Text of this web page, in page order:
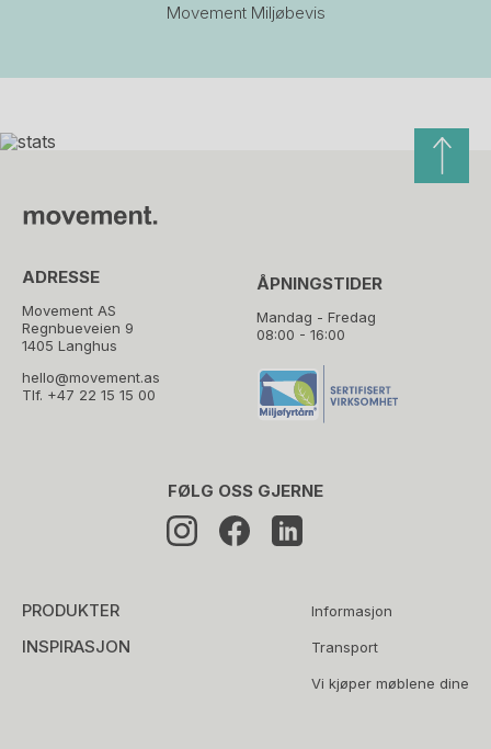
Movement Miljøbevis
ADRESSE
Movement AS
Regnbueveien 9
1405 Langhus
hello@movement.as
Tlf. +47 22 15 15 00
ÅPNINGSTIDER
Mandag - Fredag
08:00 - 16:00
PRODUKTER
INSPIRASJON
Informasjon
Transport
Vi kjøper møblene dine
FØLG OSS GJERNE